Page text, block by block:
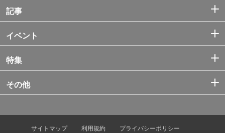
記事
イベント
特集
その他
サイトマップ 利用規約 プライバシーポリシー